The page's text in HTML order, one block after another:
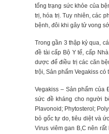
tổng trạng sức khỏe của
trị, hóa trị. Tuy nhiên, các
bệnh, đôi khi gây tử vong
Trong gần 3 thập kỷ qua,
đề tài cấp Bộ Y tế, cấp
dược để điều trị các căn
trội, Sản phẩm Vegakiss
Vegakiss – Sản phẩm
sức đề kháng cho người
Plavonoid; Phytosterol;
bỏ gốc tự do, tiêu diệt và
Virus viêm gan B,C nên